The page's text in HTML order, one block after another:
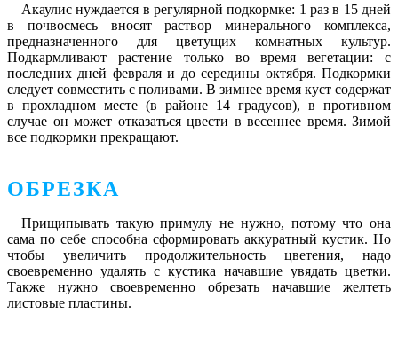
Акаулис нуждается в регулярной подкормке: 1 раз в 15 дней
в почвосмесь вносят раствор минерального комплекса,
предназначенного для цветущих комнатных культур.
Подкармливают растение только во время вегетации: с
последних дней февраля и до середины октября. Подкормки
следует совместить с поливами. В зимнее время куст содержат
в прохладном месте (в районе 14 градусов), в противном
случае он может отказаться цвести в весеннее время. Зимой
все подкормки прекращают.
ОБРЕЗКА
Прищипывать такую примулу не нужно, потому что она
сама по себе способна сформировать аккуратный кустик. Но
чтобы увеличить продолжительность цветения, надо
своевременно удалять с кустика начавшие увядать цветки.
Также нужно своевременно обрезать начавшие желтеть
листовые пластины.